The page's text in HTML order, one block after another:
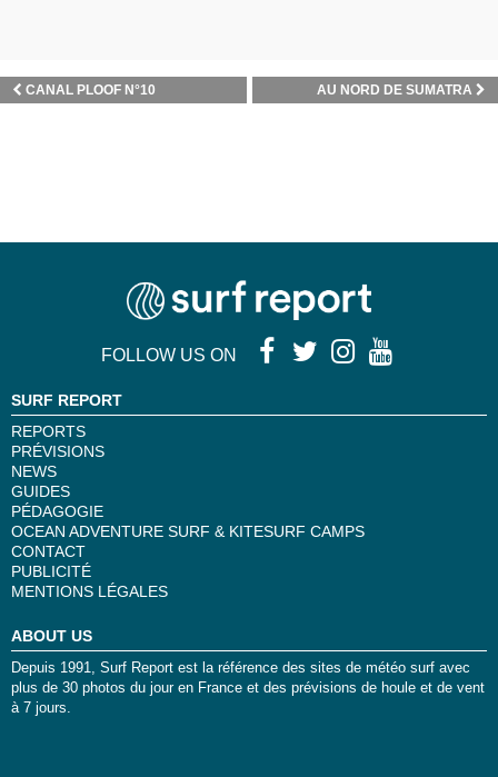
GÉRER MES SPOTS FAVORIS AU NORD DE SUMATRA
CANAL PLOOF N°10
FOLLOW US ON
SURF REPORT
REPORTS
PRÉVISIONS
NEWS
GUIDES
PÉDAGOGIE
OCEAN ADVENTURE SURF & KITESURF CAMPS
CONTACT
PUBLICITÉ
MENTIONS LÉGALES
ABOUT US
Depuis 1991, Surf Report est la référence des sites de météo surf avec
plus de 30 photos du jour en France et des prévisions de houle et de vent
à 7 jours.